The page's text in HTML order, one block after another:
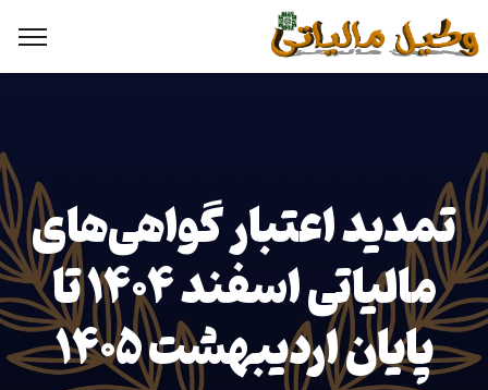
تمدید اعتبار گواهی‌های
مالیاتی اسفند ۱۴۰۴ تا
پایان اردیبهشت ۱۴۰۵